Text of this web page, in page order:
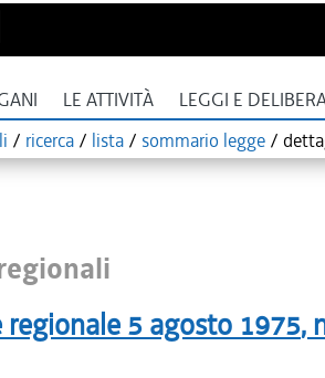
LE ATTIVITÀ LEGGI E
/ ricerca / lista / sommario legge /
regionale 5 agosto 1975,